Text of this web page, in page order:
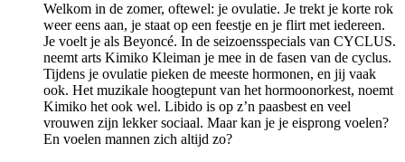
Welkom in de zomer, oftewel: je ovulatie. Je trekt je korte rok
weer eens aan, je staat op een feestje en je flirt met iedereen.
Je voelt je als Beyoncé. In de seizoensspecials van CYCLUS.
neemt arts Kimiko Kleiman je mee in de fasen van de cyclus.
Tijdens je ovulatie pieken de meeste hormonen, en jij vaak
ook. Het muzikale hoogtepunt van het hormoonorkest, noemt
Kimiko het ook wel. Libido is op z’n paasbest en veel
vrouwen zijn lekker sociaal. Maar kan je je eisprong voelen?
En voelen mannen zich altijd zo?